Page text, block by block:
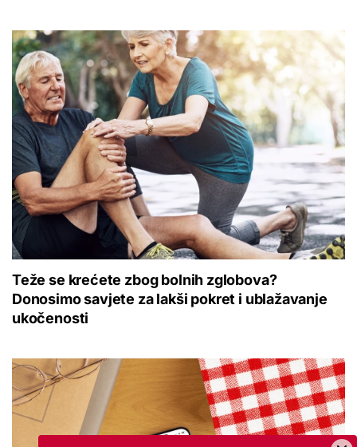
Teže se krećete zbog bolnih zglobova?
Donosimo savjete za lakši pokret i ublažavanje
ukočenosti